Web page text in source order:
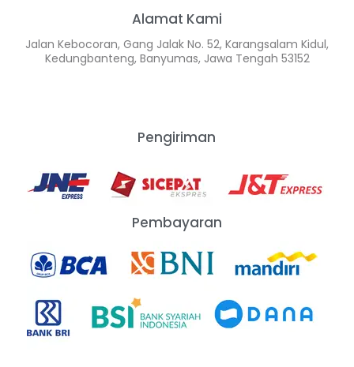
Alamat Kami
Jalan Kebocoran, Gang Jalak No. 52, Karangsalam Kidul,
Kedungbanteng, Banyumas, Jawa Tengah 53152
Pengiriman
Pembayaran